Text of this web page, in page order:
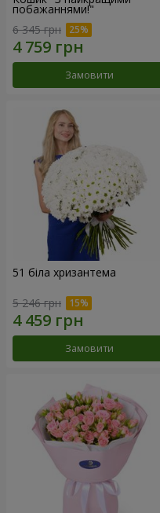
побажаннями!"
6 345 грн
Замовити
51 біла хризантема
5 246 грн
Замовити